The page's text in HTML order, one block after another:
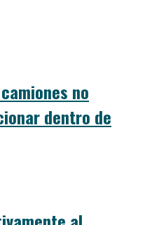
no
dentro de